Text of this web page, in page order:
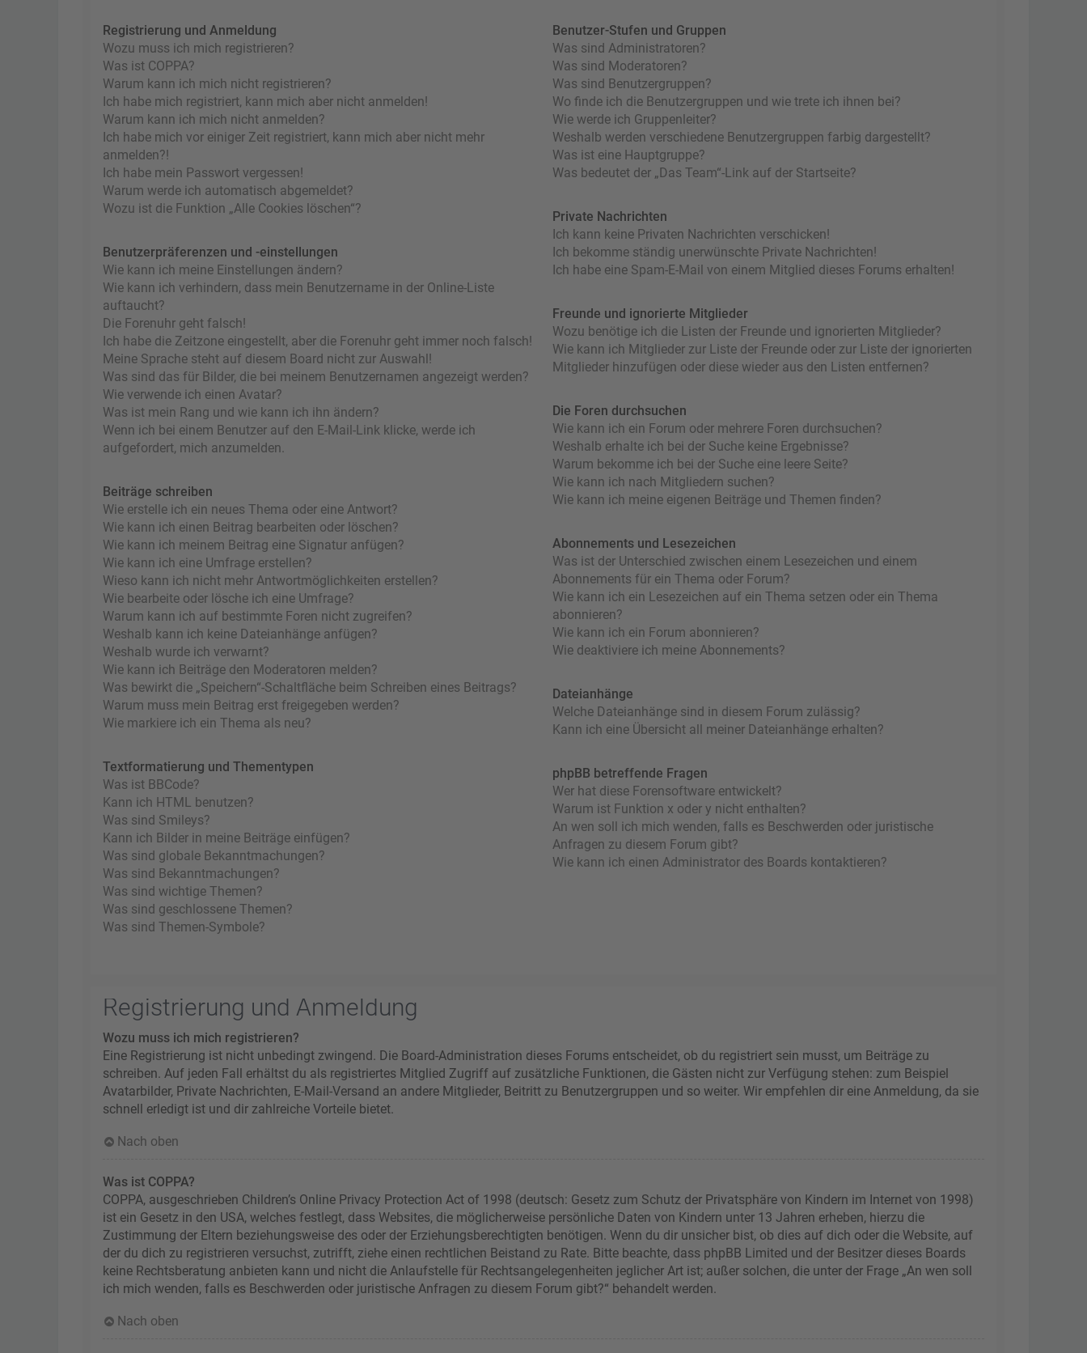
Registrierung und Anmeldung
Wozu muss ich mich registrieren?
Was ist COPPA?
Warum kann ich mich nicht registrieren?
Ich habe mich registriert, kann mich aber nicht anmelden!
Warum kann ich mich nicht anmelden?
Ich habe mich vor einiger Zeit registriert, kann mich aber nicht mehr
anmelden?!
Ich habe mein Passwort vergessen!
Warum werde ich automatisch abgemeldet?
Wozu ist die Funktion „Alle Cookies löschen“?
Benutzerpräferenzen und -einstellungen
Wie kann ich meine Einstellungen ändern?
Wie kann ich verhindern, dass mein Benutzername in der Online-Liste
auftaucht?
Die Forenuhr geht falsch!
Ich habe die Zeitzone eingestellt, aber die Forenuhr geht immer noch falsch!
Meine Sprache steht auf diesem Board nicht zur Auswahl!
Was sind das für Bilder, die bei meinem Benutzernamen angezeigt werden?
Wie verwende ich einen Avatar?
Was ist mein Rang und wie kann ich ihn ändern?
Wenn ich bei einem Benutzer auf den E-Mail-Link klicke, werde ich
aufgefordert, mich anzumelden.
Beiträge schreiben
Wie erstelle ich ein neues Thema oder eine Antwort?
Wie kann ich einen Beitrag bearbeiten oder löschen?
Wie kann ich meinem Beitrag eine Signatur anfügen?
Wie kann ich eine Umfrage erstellen?
Wieso kann ich nicht mehr Antwortmöglichkeiten erstellen?
Wie bearbeite oder lösche ich eine Umfrage?
Warum kann ich auf bestimmte Foren nicht zugreifen?
Weshalb kann ich keine Dateianhänge anfügen?
Weshalb wurde ich verwarnt?
Wie kann ich Beiträge den Moderatoren melden?
Was bewirkt die „Speichern“-Schaltfläche beim Schreiben eines Beitrags?
Warum muss mein Beitrag erst freigegeben werden?
Wie markiere ich ein Thema als neu?
Textformatierung und Thementypen
Was ist BBCode?
Kann ich HTML benutzen?
Was sind Smileys?
Kann ich Bilder in meine Beiträge einfügen?
Was sind globale Bekanntmachungen?
Was sind Bekanntmachungen?
Was sind wichtige Themen?
Was sind geschlossene Themen?
Was sind Themen-Symbole?
Benutzer-Stufen und Gruppen
Was sind Administratoren?
Was sind Moderatoren?
Was sind Benutzergruppen?
Wo finde ich die Benutzergruppen und wie trete ich ihnen bei?
Wie werde ich Gruppenleiter?
Weshalb werden verschiedene Benutzergruppen farbig dargestellt?
Was ist eine Hauptgruppe?
Was bedeutet der „Das Team“-Link auf der Startseite?
Private Nachrichten
Ich kann keine Privaten Nachrichten verschicken!
Ich bekomme ständig unerwünschte Private Nachrichten!
Ich habe eine Spam-E-Mail von einem Mitglied dieses Forums erhalten!
Freunde und ignorierte Mitglieder
Wozu benötige ich die Listen der Freunde und ignorierten Mitglieder?
Wie kann ich Mitglieder zur Liste der Freunde oder zur Liste der ignorierten
Mitglieder hinzufügen oder diese wieder aus den Listen entfernen?
Die Foren durchsuchen
Wie kann ich ein Forum oder mehrere Foren durchsuchen?
Weshalb erhalte ich bei der Suche keine Ergebnisse?
Warum bekomme ich bei der Suche eine leere Seite?
Wie kann ich nach Mitgliedern suchen?
Wie kann ich meine eigenen Beiträge und Themen finden?
Abonnements und Lesezeichen
Was ist der Unterschied zwischen einem Lesezeichen und einem
Abonnements für ein Thema oder Forum?
Wie kann ich ein Lesezeichen auf ein Thema setzen oder ein Thema
abonnieren?
Wie kann ich ein Forum abonnieren?
Wie deaktiviere ich meine Abonnements?
Dateianhänge
Welche Dateianhänge sind in diesem Forum zulässig?
Kann ich eine Übersicht all meiner Dateianhänge erhalten?
phpBB betreffende Fragen
Wer hat diese Forensoftware entwickelt?
Warum ist Funktion x oder y nicht enthalten?
An wen soll ich mich wenden, falls es Beschwerden oder juristische
Anfragen zu diesem Forum gibt?
Wie kann ich einen Administrator des Boards kontaktieren?
Registrierung und Anmeldung
Wozu muss ich mich registrieren?
Eine Registrierung ist nicht unbedingt zwingend. Die Board-Administration dieses Forums entscheidet, ob du registriert sein musst, um Beiträge zu
schreiben. Auf jeden Fall erhältst du als registriertes Mitglied Zugriff auf zusätzliche Funktionen, die Gästen nicht zur Verfügung stehen: zum Beispiel
Avatarbilder, Private Nachrichten, E-Mail-Versand an andere Mitglieder, Beitritt zu Benutzergruppen und so weiter. Wir empfehlen dir eine Anmeldung, da sie
schnell erledigt ist und dir zahlreiche Vorteile bietet.
Nach oben
Was ist COPPA?
COPPA, ausgeschrieben Children’s Online Privacy Protection Act of 1998 (deutsch: Gesetz zum Schutz der Privatsphäre von Kindern im Internet von 1998)
ist ein Gesetz in den USA, welches festlegt, dass Websites, die möglicherweise persönliche Daten von Kindern unter 13 Jahren erheben, hierzu die
Zustimmung der Eltern beziehungsweise des oder der Erziehungsberechtigten benötigen. Wenn du dir unsicher bist, ob dies auf dich oder die Website, auf
der du dich zu registrieren versuchst, zutrifft, ziehe einen rechtlichen Beistand zu Rate. Bitte beachte, dass phpBB Limited und der Besitzer dieses Boards
keine Rechtsberatung anbieten kann und nicht die Anlaufstelle für Rechtsangelegenheiten jeglicher Art ist; außer solchen, die unter der Frage „An wen soll
ich mich wenden, falls es Beschwerden oder juristische Anfragen zu diesem Forum gibt?“ behandelt werden.
Nach oben